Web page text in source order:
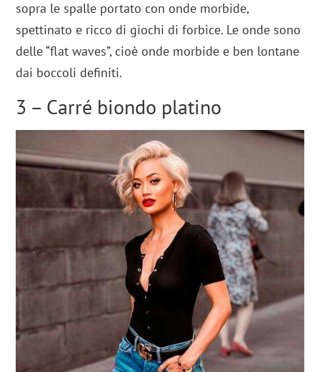
sopra le spalle portato con onde morbide,
spettinato e ricco di giochi di forbice. Le onde sono
delle “flat waves”, cioè onde morbide e ben lontane
dai boccoli definiti.
3 – Carré biondo platino